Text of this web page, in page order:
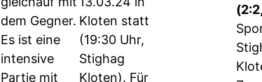
dem Gegner.
Es ist eine
intensive
Partie mit
Kloten statt
(19:30 Uhr,
Stighag
Kloten). Für